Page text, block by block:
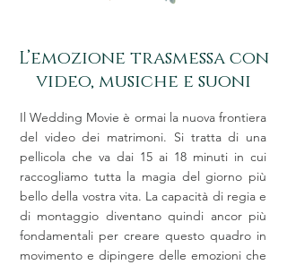
L’emozione trasmessa con
video, musiche e suoni
Il Wedding Movie è ormai la nuova frontiera
del video dei matrimoni. Si tratta di una
pellicola che va dai 15 ai 18 minuti in cui
raccogliamo tutta la magia del giorno più
bello della vostra vita. La capacità di regia e
di montaggio diventano quindi ancor più
fondamentali per creare questo quadro in
movimento e dipingere delle emozioni che